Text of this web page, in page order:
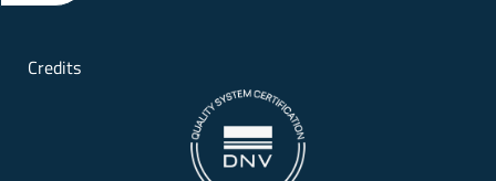
Credits